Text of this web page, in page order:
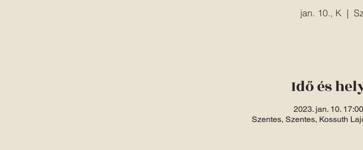
jan. 10., K
  |
Idő és
2023. jan. 10.
Szentes, Szentes, Kossuth